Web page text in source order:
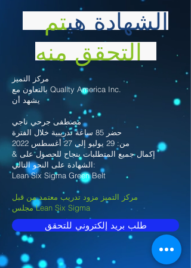
الشهادة هيتم
مركز التميز
بالتعاون مع Quality America Inc.
يشهد أن
مصطفى جرحي ناجي
حضر 85 ساعة تدريبية خلال الفترة
من: 29 يوليو إلى 27 أغسطس 2022
& إكمال جميع المتطلبات بنجاح للحصول على
الشهادة على النحو التالي:
Lean Six Sigma Green Belt
مركز التميز مزود تدريب معتمد من قبل
مجلس Lean Six Sigma
طلب بريد إلكتروني للتحقق